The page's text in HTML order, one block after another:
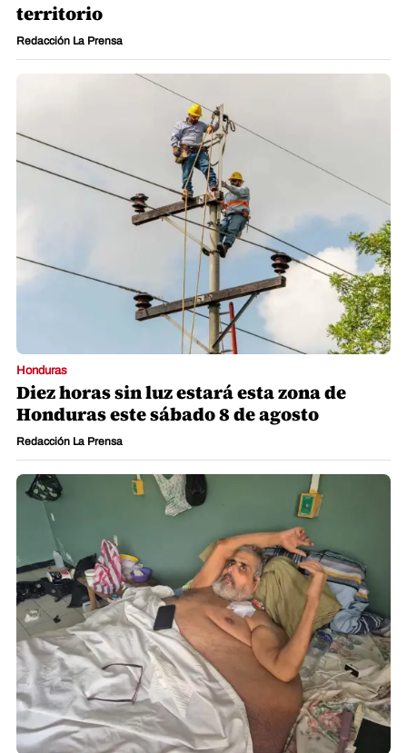
territorio
Redacción La Prensa
Honduras
Diez horas sin luz estará esta zona de
Honduras este sábado 8 de agosto
Redacción La Prensa